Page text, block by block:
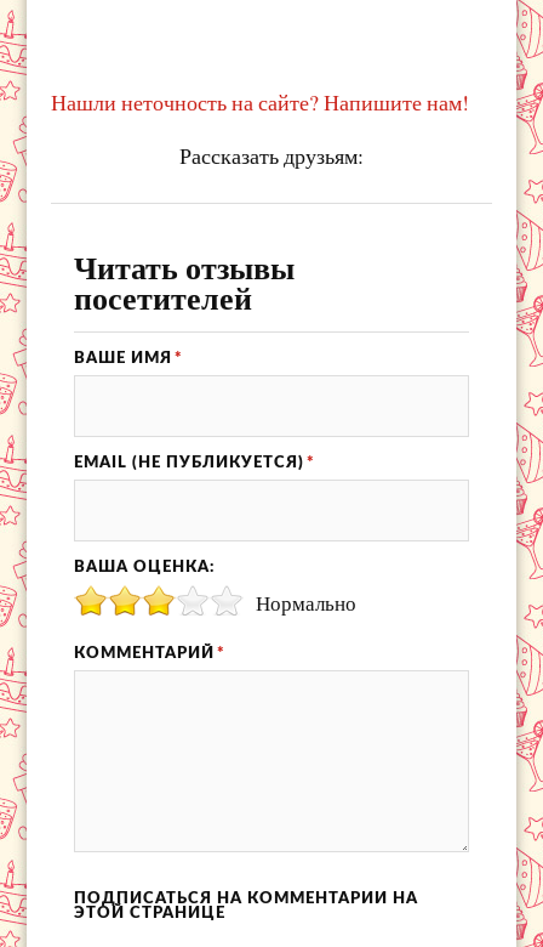
Нашли неточность на сайте? Напишите нам!
Рассказать друзьям:
Читать отзывы
посетителей
ВАШЕ ИМЯ *
EMAIL (НЕ ПУБЛИКУЕТСЯ) *
ВАША ОЦЕНКА:
Нормально
КОММЕНТАРИЙ *
ПОДПИСАТЬСЯ НА КОММЕНТАРИИ НА
ЭТОЙ СТРАНИЦЕ